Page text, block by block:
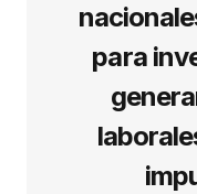
para